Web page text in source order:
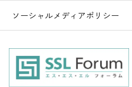
ソーシャルメディアポリシー